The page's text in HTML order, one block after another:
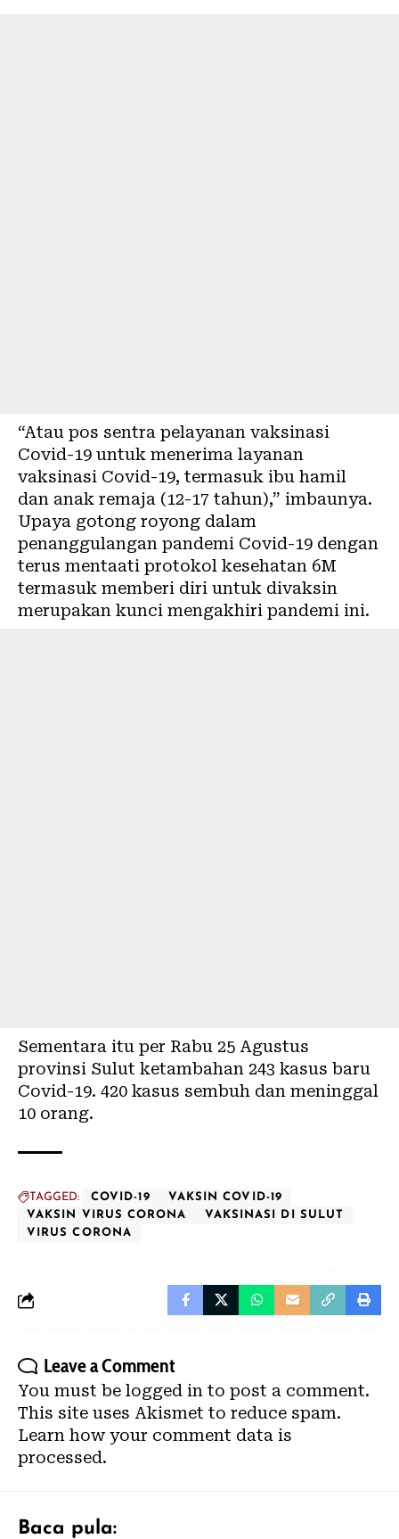
“Atau pos sentra pelayanan vaksinasi
Covid-19 untuk menerima layanan
vaksinasi Covid-19, termasuk ibu hamil
dan anak remaja (12-17 tahun),” imbaunya.
Upaya gotong royong dalam
penanggulangan pandemi Covid-19 dengan
terus mentaati protokol kesehatan 6M
termasuk memberi diri untuk divaksin
merupakan kunci mengakhiri pandemi ini.
Sementara itu per Rabu 25 Agustus
provinsi Sulut ketambahan 243 kasus baru
Covid-19. 420 kasus sembuh dan meninggal
10 orang.
TAGGED: COVID-19
VAKSIN COVID-19
VAKSIN VIRUS CORONA
VAKSINASI DI SULUT
VIRUS CORONA
Leave a Comment
You must be logged in to post a comment.
This site uses Akismet to reduce spam.
Learn how your comment data is
processed.
Baca pula: